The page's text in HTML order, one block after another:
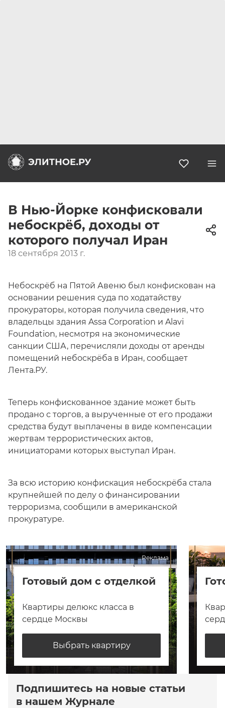
В Нью-Йорке конфисковали
небоскрёб, доходы от
которого получал Иран
18 сентября 2013 г.
Небоскрёб на Пятой Авеню был конфискован на
основании решения суда по ходатайству
прокураторы, которая получила сведения, что
владельцы здания Assa Corporation и Alavi
Foundation, несмотря на экономические
санкции США, перечисляли доходы от аренды
помещений небоскрёба в Иран, сообщает
Лента.РУ.
Теперь конфискованное здание может быть
продано с торгов, а вырученные от его продажи
средства будут выплачены в виде компенсации
жертвам террористических актов,
инициаторами которых выступал Иран.
За всю историю конфискация небоскрёба стала
крупнейшей по делу о финансировании
терроризма, сообщили в американской
прокуратуре.
Реклама
Готовый дом с отделкой
Квартиры делюкс класса в
сердце Москвы
Выбрать квартиру
Подпишитесь на новые статьи
в нашем Журнале